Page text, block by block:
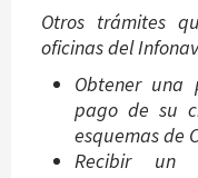
Otros trámites
oficinas del
Obtener una
pago de su
esquemas de
Recibir un